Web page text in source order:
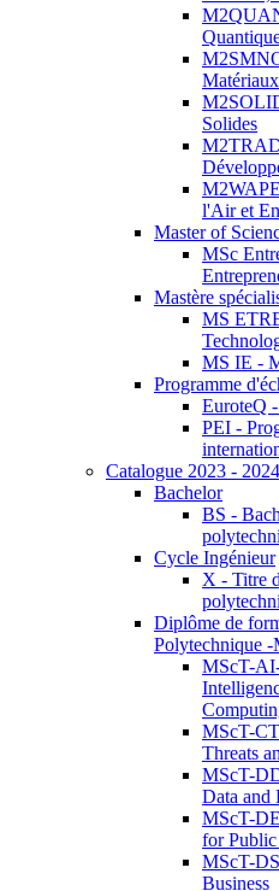
Solides
l'Air et
Master of
MSc
Mastère
MS
MS IE -
Programme
EuroteQ
PEI -
Catalogue 2023 - 2024
Bachelor
BS -
Cycle Ingénieur
X - Titre
Diplôme de
Polytechnique
MScT-
MScT-
Threats
MScT-
Data and
MScT-
for
MScT-
Business